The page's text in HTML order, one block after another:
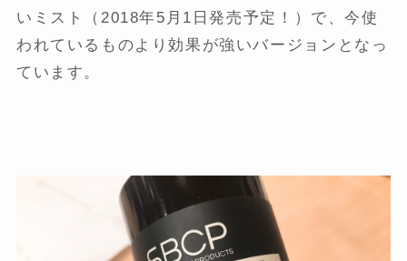
いミスト（2018年5月1日発売予定！）で、今使
われているものより効果が強いバージョンとなっ
ています。